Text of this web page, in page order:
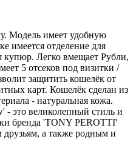
Модель имеет удобную
имеется отделение для
купюр. Легко вмещает Рубли,
5 отсеков под визитки /
защитить кошелёк от
карт. Кошелёк сделан из
- натуральная кожа.
- это великолепный стиль и
бренда 'TONY PEROTTI'
друзьям, а также родным и